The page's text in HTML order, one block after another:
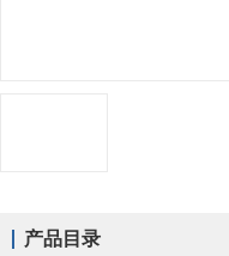
产品目录